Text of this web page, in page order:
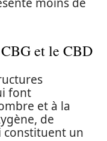
et le CBD
font
et à la
de
constituent un